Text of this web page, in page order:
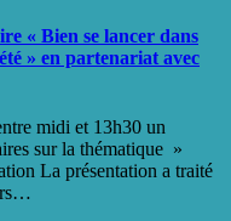
« Bien se lancer dans
» en partenariat avec
midi et 13h30 un
sur la thématique »
La présentation a traité